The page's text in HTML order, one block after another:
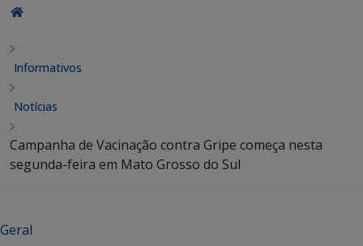
Informativos
Notícias
Campanha de Vacinação contra Gripe começa nesta
segunda-feira em Mato Grosso do Sul
Geral